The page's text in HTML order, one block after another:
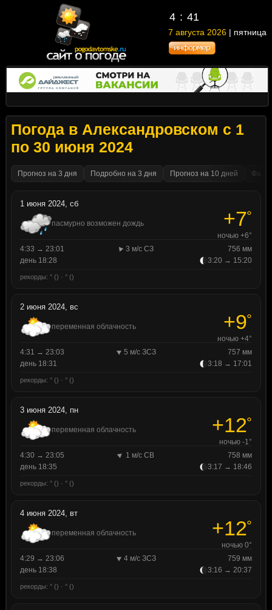
4 41
7 августа 2026 | пятница
Погода в Александровском с 1
по 30 июня 2024
Прогноз на 3 дня Подробно на 3 дня Прогноз на 10 дней
1 июня 2024, сб
пасмурно возможен дождь +7°
ночью +6°
4:33 → 23:01
3 м/с СЗ
756 мм
день 18:28
3:20 → 15:20
рекорды: ° () · ° ()
2 июня 2024, вс
переменная облачность +9°
ночью +4°
4:31 → 23:03
5 м/с ЗСЗ
757 мм
день 18:31
3:18 → 17:01
рекорды: ° () · ° ()
3 июня 2024, пн
переменная облачность +12°
ночью -1°
4:30 → 23:05
1 м/с СВ
758 мм
день 18:35
3:17 → 18:46
рекорды: ° () · ° ()
4 июня 2024, вт
переменная облачность +12°
ночью 0°
4:29 → 23:06
4 м/с ЗСЗ
759 мм
день 18:38
3:16 → 20:37
рекорды: ° () · ° ()